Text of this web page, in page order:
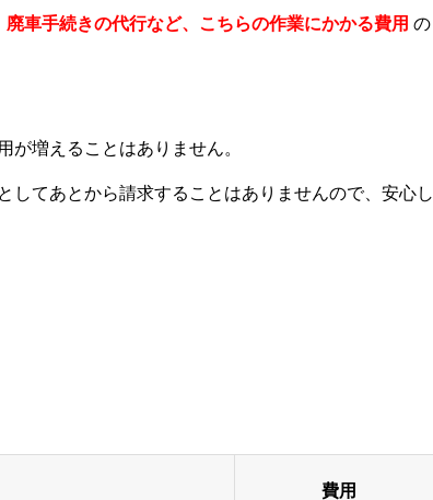
車手続きの代行など、こちらの作業にかかる費用 の
増えることはありません。
してあとから請求することはありませんので、安心し
費用